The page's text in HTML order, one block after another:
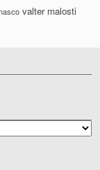
valter malosti